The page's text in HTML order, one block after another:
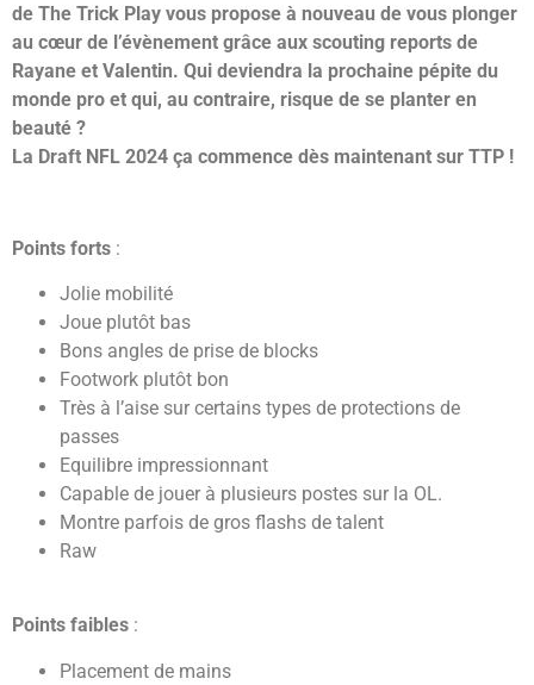
de The Trick Play vous propose à nouveau de vous plonger
au cœur de l’évènement grâce aux scouting reports de
Rayane et Valentin. Qui deviendra la prochaine pépite du
monde pro et qui, au contraire, risque de se planter en
beauté ?
La Draft NFL 2024 ça commence dès maintenant sur TTP !
Points forts :
Jolie mobilité
Joue plutôt bas
Bons angles de prise de blocks
Footwork plutôt bon
Très à l’aise sur certains types de protections de
passes
Equilibre impressionnant
Capable de jouer à plusieurs postes sur la OL.
Montre parfois de gros flashs de talent
Raw
Points faibles :
Placement de mains